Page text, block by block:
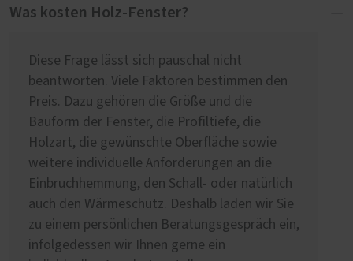
Was kosten Holz-Fenster?
Diese Frage lässt sich pauschal nicht
beantworten. Viele Faktoren bestimmen den
Preis. Dazu gehören die Größe und die
Bauform der Fenster, die Profiltiefe, die
Holzart, die gewünschte Oberfläche sowie
weitere individuelle Anforderungen an die
Einbruchhemmung, den Schall- oder natürlich
auch den Wärmeschutz. Deshalb laden wir Sie
zu einem persönlichen Beratungsgespräch ein,
infolgedessen wir Ihnen gerne ein